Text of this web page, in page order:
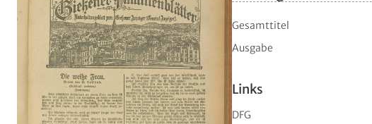
Gesamttitel
Ausgabe
Links
DFG